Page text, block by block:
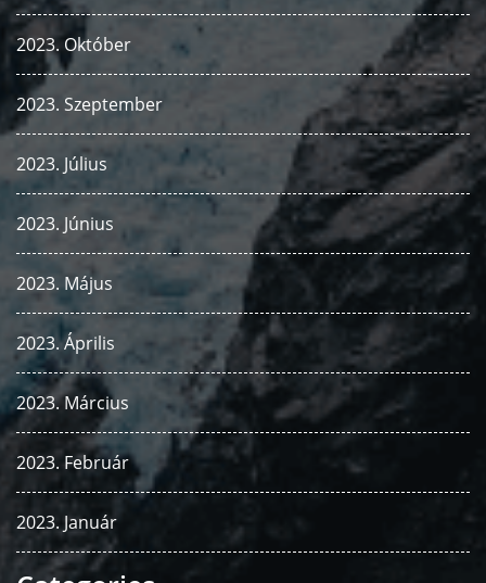
2023. Október
2023. Szeptember
2023. Július
2023. Június
2023. Május
2023. Április
2023. Március
2023. Február
2023. Január